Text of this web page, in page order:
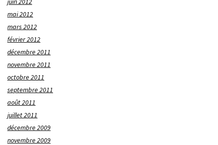
mai 2012
mars 2012
février 2012
décembre 2011
novembre 2011
octobre 2011
septembre 2011
août 2011
juillet 2011
décembre 2009
novembre 2009